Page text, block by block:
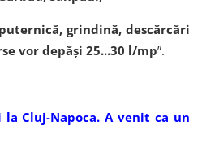
grindină, descărcări
vor depăşi 25...30 l/mp”.
Cluj-Napoca. A venit ca un